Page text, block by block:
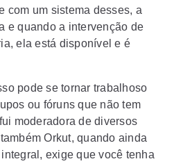
com um sistema desses, a
e quando a intervenção de
ela está disponível e é
pode se tornar trabalhoso
ou fóruns que não tem
moderadora de diversos
Orkut, quando ainda
exige que você tenha